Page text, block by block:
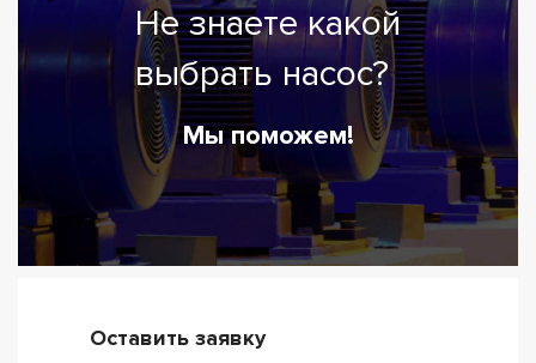
Не знаете какой
выбрать насос?
Мы поможем!
Оставить заявку